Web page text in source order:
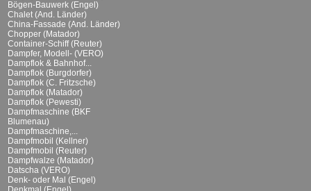
Bögen-Bauwerk (Engel)
Chalet (And. Länder)
China-Fassade (And. Länder)
Chopper (Matador)
Container-Schiff (Reuter)
Dampfer, Modell- (VERO)
Dampflok & Bahnhof...
Dampflok (Burgdorfer)
Dampflok (C. Fritzsche)
Dampflok (Matador)
Dampflok (Pewesti)
Dampfmaschine (BKF
Blumenau)
Dampfmaschine,...
Dampfmobil (Kellner)
Dampfmobil (Reuter)
Dampfwalze (Matador)
Datscha (VERO)
Denk- oder Mal (Engel)